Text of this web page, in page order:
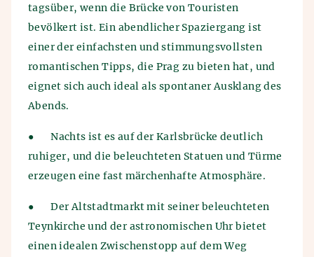
tagsüber, wenn die Brücke von Touristen
bevölkert ist. Ein abendlicher Spaziergang ist
einer der einfachsten und stimmungsvollsten
romantischen Tipps, die Prag zu bieten hat, und
eignet sich auch ideal als spontaner Ausklang des
Abends.
●
Nachts ist es auf der Karlsbrücke deutlich
ruhiger, und die beleuchteten Statuen und Türme
erzeugen eine fast märchenhafte Atmosphäre.
●
Der Altstadtmarkt mit seiner beleuchteten
Teynkirche und der astronomischen Uhr bietet
einen idealen Zwischenstopp auf dem Weg